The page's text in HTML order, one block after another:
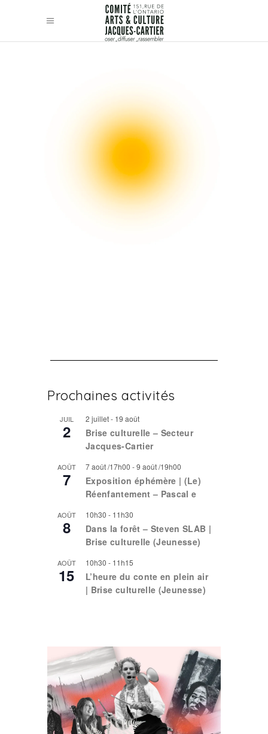
Prochaines activités
JUIL
2
2 juillet- 19 août
Brise culturelle – Secteur
Jacques-Cartier
AOÛT
7
7 août /17h00 -9 août /19h00
Exposition éphémère | (Le)
Réenfantement – Pascal e
AOÛT
8
10h30 - 11h30
Dans la forêt – Steven SLAB |
Brise culturelle (Jeunesse)
AOÛT
15
10h30 - 11h15
L’heure du conte en plein air
| Brise culturelle (Jeunesse)